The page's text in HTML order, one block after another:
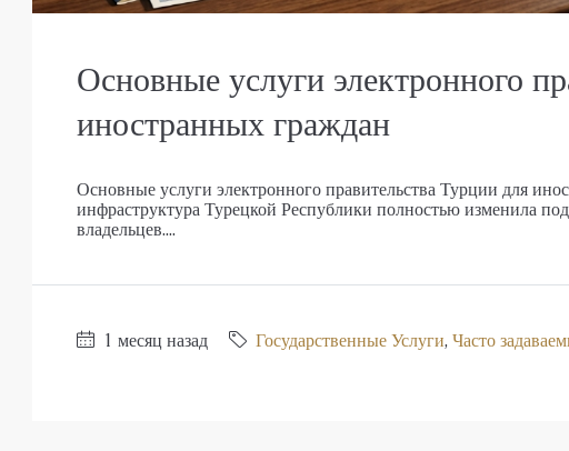
Основные услуги электронного
иностранных граждан
Основные услуги электронного правительства Турции для
инфраструктура Турецкой Республики полностью изменила
владельцев....
1 месяц назад Государственные Услуги, Часто